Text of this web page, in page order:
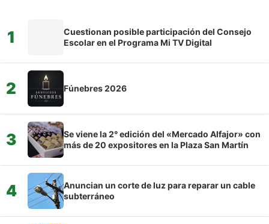
1
Cuestionan posible participación del Consejo
Escolar en el Programa Mi TV Digital
2 Fúnebres 2026
3
Se viene la 2° edición del «Mercado Alfajor» con
más de 20 expositores en la Plaza San Martín
4
Anuncian un corte de luz para reparar un cable
subterráneo